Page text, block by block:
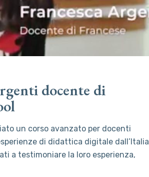
docente di
un corso avanzato per docenti
di didattica digitale dall’Italia
a testimoniare la loro esperienza,